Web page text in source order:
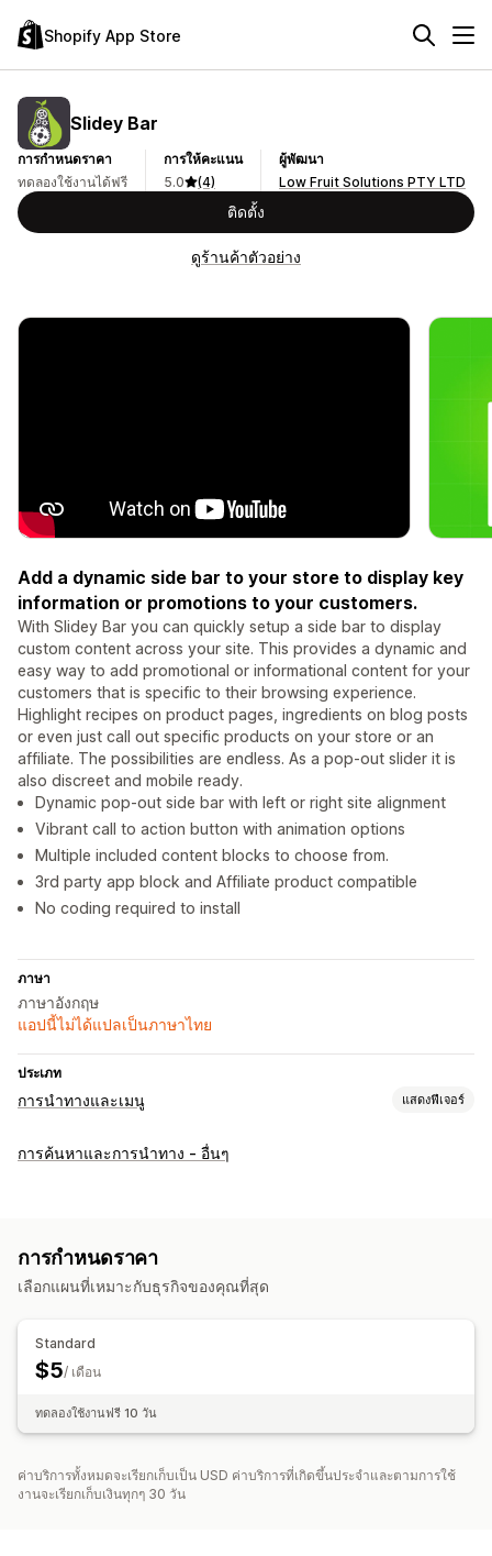
Shopify App Store
Slidey Bar
การกำหนดราคา
ทดลองใช้งานได้ฟรี
การให้คะแนน
5.0
(4)
ผู้พัฒนา
Low Fruit Solutions PTY LTD
ติดตั้ง
ดูร้านค้าตัวอย่าง
Add a dynamic side bar to your store to display key
information or promotions to your customers.
With Slidey Bar you can quickly setup a side bar to display
custom content across your site. This provides a dynamic and
easy way to add promotional or informational content for your
customers that is specific to their browsing experience.
Highlight recipes on product pages, ingredients on blog posts
or even just call out specific products on your store or an
affiliate. The possibilities are endless. As a pop-out slider it is
also discreet and mobile ready.
Dynamic pop-out side bar with left or right site alignment
Vibrant call to action button with animation options
Multiple included content blocks to choose from.
3rd party app block and Affiliate product compatible
No coding required to install
ภาษา
ภาษาอังกฤษ
แอปนี้ไม่ได้แปลเป็นภาษาไทย
ประเภท
การนำทางและเมนู แสดงฟีเจอร์
สไตล์เมนู
แถบนำทางแบบยึดติด
การปรับแต่ง
การเปลี่ยนรูปแบบตามการแสดงผลบนมือถือ
การค้นหาและการนำทาง - อื่นๆ
การกำหนดราคา
เลือกแผนที่เหมาะกับธุรกิจของคุณที่สุด
Standard
$5/ เดือน
ทดลองใช้งานฟรี 10 วัน
ค่าบริการทั้งหมดจะเรียกเก็บเป็น USD ค่าบริการที่เกิดขึ้นประจำและตามการใช้
งานจะเรียกเก็บเงินทุกๆ 30 วัน